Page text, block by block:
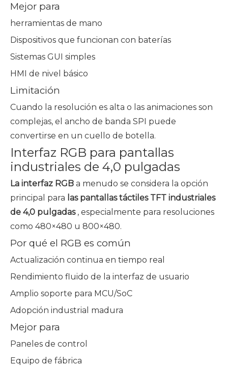
Mejor para
herramientas de mano
Dispositivos que funcionan con baterías
Sistemas GUI simples
HMI de nivel básico
Limitación
Cuando la resolución es alta o las animaciones son
complejas, el ancho de banda SPI puede
convertirse en un cuello de botella.
Interfaz RGB para pantallas
industriales de 4,0 pulgadas
La interfaz RGB a menudo se considera la opción
principal para las pantallas táctiles TFT industriales
de 4,0 pulgadas , especialmente para resoluciones
como 480×480 u 800×480.
Por qué el RGB es común
Actualización continua en tiempo real
Rendimiento fluido de la interfaz de usuario
Amplio soporte para MCU/SoC
Adopción industrial madura
Mejor para
Paneles de control
Equipo de fábrica